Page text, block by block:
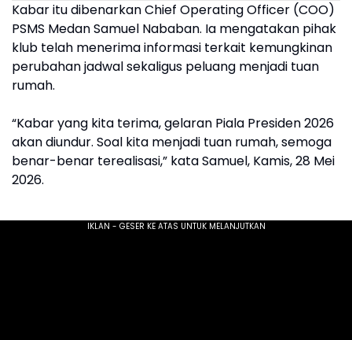
Kabar itu dibenarkan Chief Operating Officer (COO)
PSMS Medan Samuel Nababan. Ia mengatakan pihak
klub telah menerima informasi terkait kemungkinan
perubahan jadwal sekaligus peluang menjadi tuan
rumah.
“Kabar yang kita terima, gelaran Piala Presiden 2026
akan diundur. Soal kita menjadi tuan rumah, semoga
benar-benar terealisasi,” kata Samuel, Kamis, 28 Mei
2026.